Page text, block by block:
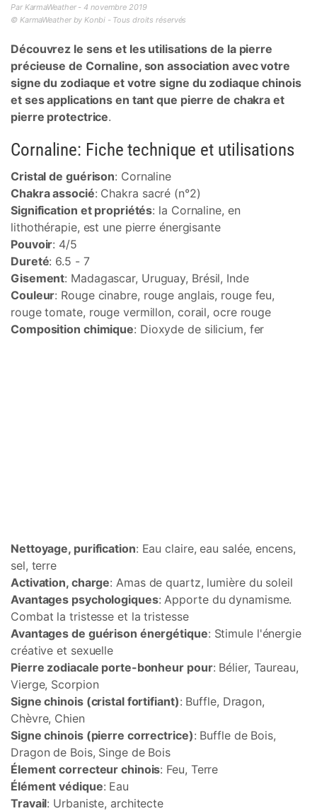
Par KarmaWeather - 4 novembre 2019
© KarmaWeather by Konbi - Tous droits réservés
Découvrez le sens et les utilisations de la pierre
précieuse de Cornaline, son association avec votre
signe du zodiaque et votre signe du zodiaque chinois
et ses applications en tant que pierre de chakra et
pierre protectrice.
Cornaline: Fiche technique et utilisations
Cristal de guérison: Cornaline
Chakra associé: Chakra sacré (n°2)
Signification et propriétés: la Cornaline, en
lithothérapie, est une pierre énergisante
Pouvoir: 4/5
Dureté: 6.5 - 7
Gisement: Madagascar, Uruguay, Brésil, Inde
Couleur: Rouge cinabre, rouge anglais, rouge feu,
rouge tomate, rouge vermillon, corail, ocre rouge
Composition chimique: Dioxyde de silicium, fer
Nettoyage, purification: Eau claire, eau salée, encens,
sel, terre
Activation, charge: Amas de quartz, lumière du soleil
Avantages psychologiques: Apporte du dynamisme.
Combat la tristesse et la tristesse
Avantages de guérison énergétique: Stimule l'énergie
créative et sexuelle
Pierre zodiacale porte-bonheur pour: Bélier, Taureau,
Vierge, Scorpion
Signe chinois (cristal fortifiant): Buffle, Dragon,
Chèvre, Chien
Signe chinois (pierre correctrice): Buffle de Bois,
Dragon de Bois, Singe de Bois
Élement correcteur chinois: Feu, Terre
Élément védique: Eau
Travail: Urbaniste, architecte